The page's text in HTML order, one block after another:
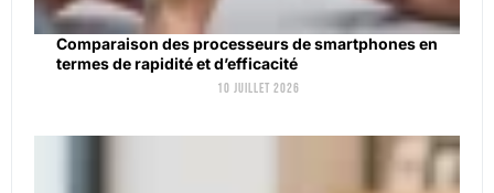
Comparaison des processeurs de smartphones en
termes de rapidité et d’efficacité
10 juillet 2026